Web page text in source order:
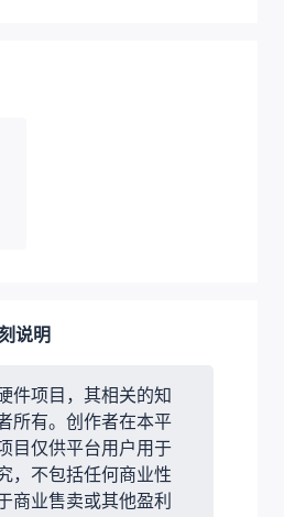
说明
件项目，其相关的知
所有。创作者在本平
目仅供平台用户用于
，不包括任何商业性
商业售卖或其他盈利